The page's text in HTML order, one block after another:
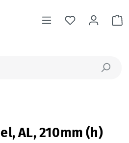
AL, 210mm (h)